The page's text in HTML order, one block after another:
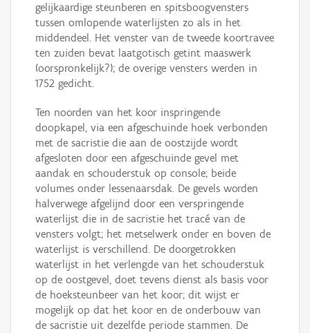
gelijkaardige steunberen en spitsboogvensters
tussen omlopende waterlijsten zo als in het
middendeel. Het venster van de tweede koortravee
ten zuiden bevat laatgotisch getint maaswerk
(oorspronkelijk?); de overige vensters werden in
1752 gedicht.
Ten noorden van het koor inspringende
doopkapel, via een afgeschuinde hoek verbonden
met de sacristie die aan de oostzijde wordt
afgesloten door een afgeschuinde gevel met
aandak en schouderstuk op console; beide
volumes onder lessenaarsdak. De gevels worden
halverwege afgelijnd door een verspringende
waterlijst die in de sacristie het tracé van de
vensters volgt; het metselwerk onder en boven de
waterlijst is verschillend. De doorgetrokken
waterlijst in het verlengde van het schouderstuk
op de oostgevel, doet tevens dienst als basis voor
de hoeksteunbeer van het koor; dit wijst er
mogelijk op dat het koor en de onderbouw van
de sacristie uit dezelfde periode stammen. De